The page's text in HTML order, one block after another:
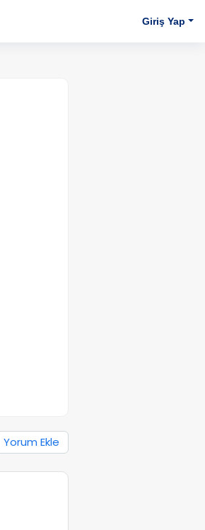
Giriş Yap
Yorum Ekle